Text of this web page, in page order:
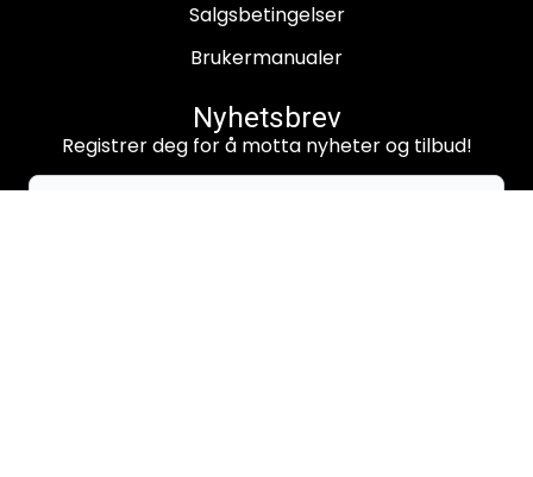
Salgsbetingelser
Brukermanualer
Nyhetsbrev
Registrer deg for å motta nyheter og tilbud!